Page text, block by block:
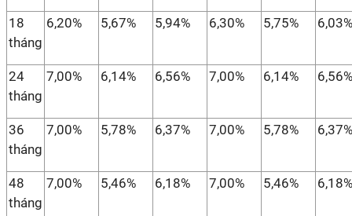
18
tháng
6,20% 5,67% 5,94% 6,30% 5,75% 6,03%
24
tháng
7,00% 6,14% 6,56% 7,00% 6,14% 6,56%
36
tháng
7,00% 5,78% 6,37% 7,00% 5,78% 6,37%
48
tháng
7,00% 5,46% 6,18% 7,00% 5,46% 6,18%